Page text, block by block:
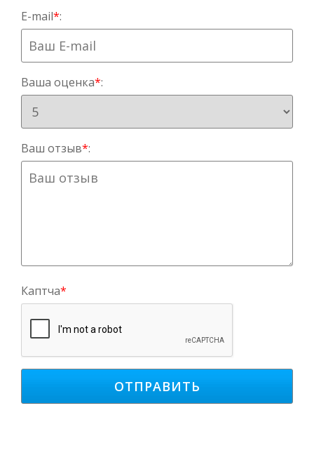
E-mail*:
Ваша оценка*:
Ваш отзыв*:
Каптча*